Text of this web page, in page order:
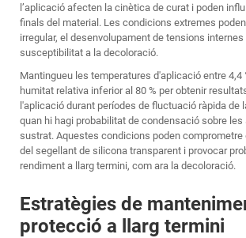
l’aplicació afecten la cinètica de curat i poden
finals del material. Les condicions extremes
irregular, el desenvolupament de tensions
susceptibilitat a la decoloració.
Mantingueu les temperatures d'aplicació entre 4,4
humitat relativa inferior al 80 % per obtenir
l'aplicació durant períodes de fluctuació ràpida de
quan hi hagi probabilitat de condensació sobre les
sustrat. Aquestes condicions poden comprometre
del segellant de silicona transparent i provocar
rendiment a llarg termini, com ara la decoloració.
Estratègies de
protecció a llarg termini